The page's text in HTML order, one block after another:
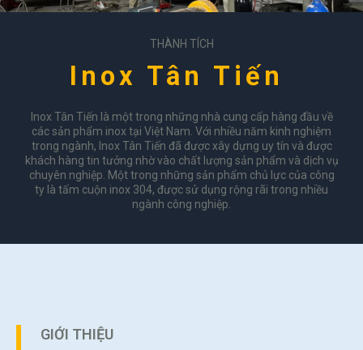
THÀNH TÍCH
Inox Tân Tiến
Inox Tân Tiến là một trong những nhà cung cấp hàng đầu về
các sản phẩm inox tại Việt Nam. Với nhiều năm kinh nghiệm
trong ngành, Inox Tân Tiến đã được xây dựng uy tín và được
khách hàng tin tưởng nhờ vào chất lượng sản phẩm và dịch vụ
chuyên nghiệp. Một trong những sản phẩm chủ lực của công
ty là tấm cuộn inox 304, được sử dụng rộng rãi trong nhiều
ngành công nghiệp.
GIỚI THIỆU